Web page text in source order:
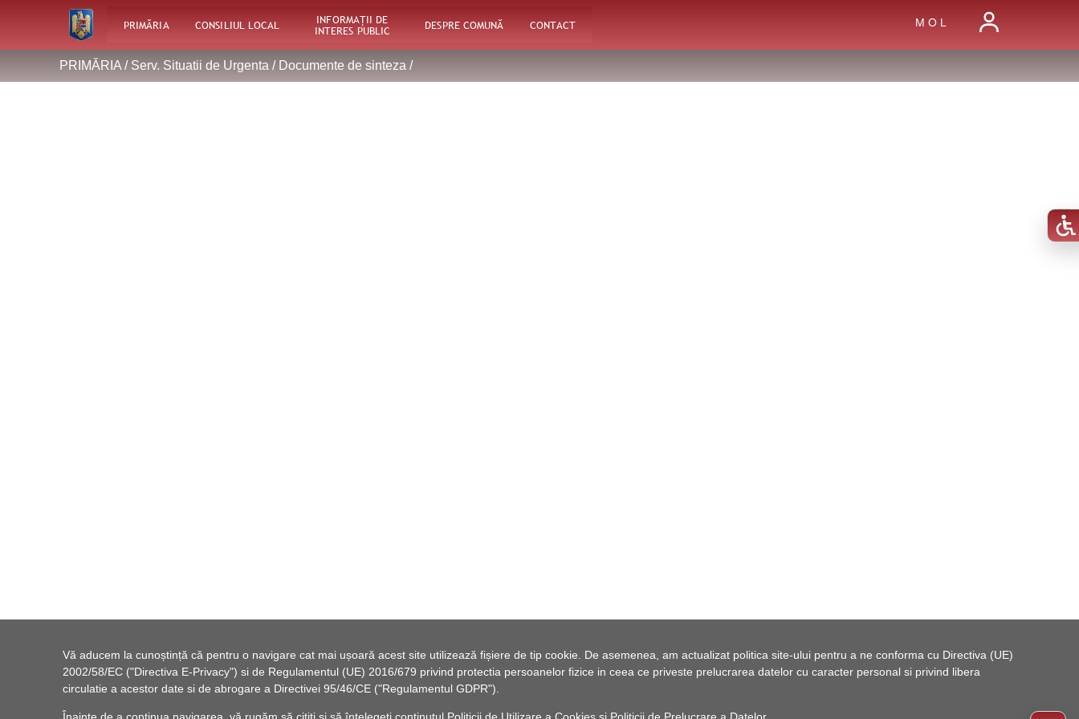
Vă aducem la cunoștință că pentru o navigare cat mai ușoară acest site utilizează fișiere de tip cookie. De asemenea, am actualizat politica site-ului pentru a ne conforma cu Directiva (UE)
2002/58/EC ("Directiva E-Privacy") si de Regulamentul (UE) 2016/679 privind protectia persoanelor fizice in ceea ce priveste prelucrarea datelor cu caracter personal si privind libera
circulatie a acestor date si de abrogare a Directivei 95/46/CE ("Regulamentul GDPR").
PRIMĂRIA CONSILIUL LOCAL INFORMAŢII DE
INTERES PUBLIC DESPRE COMUNĂ CONTACT M O L
PRIMĂRIA / Serv. Situatii de Urgenta / Documente de sinteza /